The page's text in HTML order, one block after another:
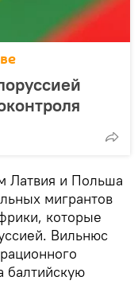
Латвия и Польша
мигрантов
которые
Вильнюс
балтийскую